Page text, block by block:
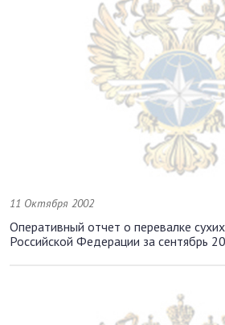
11 Октября 2002
Оперативный отчет о перевалке
Российской Федерации за сентябрь